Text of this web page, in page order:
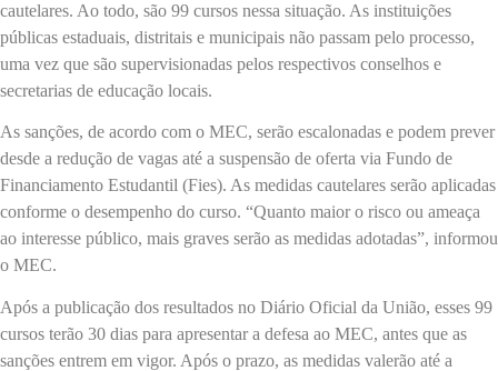
cautelares. Ao todo, são 99 cursos nessa situação. As instituições
públicas estaduais, distritais e municipais não passam pelo processo,
uma vez que são supervisionadas pelos respectivos conselhos e
secretarias de educação locais.
As sanções, de acordo com o MEC, serão escalonadas e podem prever
desde a redução de vagas até a suspensão de oferta via Fundo de
Financiamento Estudantil (Fies). As medidas cautelares serão aplicadas
conforme o desempenho do curso. “Quanto maior o risco ou ameaça
ao interesse público, mais graves serão as medidas adotadas”, informou
o MEC.
Após a publicação dos resultados no Diário Oficial da União, esses 99
cursos terão 30 dias para apresentar a defesa ao MEC, antes que as
sanções entrem em vigor. Após o prazo, as medidas valerão até a